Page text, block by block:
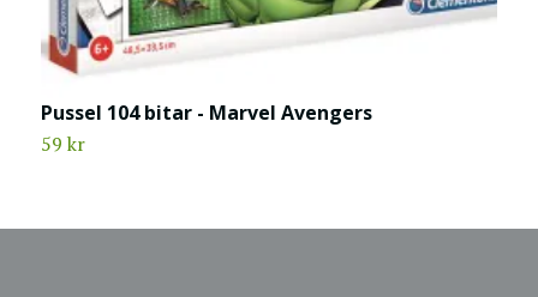
Pussel 104 bitar - Marvel Avengers
59 kr